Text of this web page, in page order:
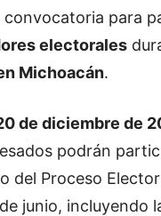
para
electorales
Michoacán.
de diciembre de
podrán
del Proceso
junio, incluyendo